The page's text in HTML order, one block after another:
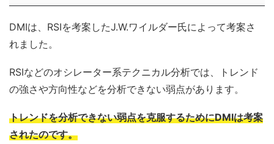
DMIは、RSIを考案したJ.W.ワイルダー氏によって考案さ
れました。
RSIなどのオシレーター系テクニカル分析では、トレンド
の強さや方向性などを分析できない弱点があります。
トレンドを分析できない弱点を克服するためにDMIは考案
されたのです。